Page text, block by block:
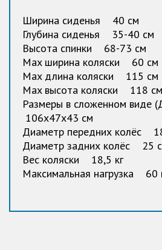
Ширина сиденья 40 см
Глубина сиденья 35-40 см
Высота спинки 68-73 см
Max ширина коляски 60 см
Max длина коляски 115 см
Max высота коляски 118 см
Размеры в сложенном виде
106x47x43 см
Диаметр передних колёс
Диаметр задних колёс 25
Вес коляски 18,5 кг
Максимальная нагрузка 60